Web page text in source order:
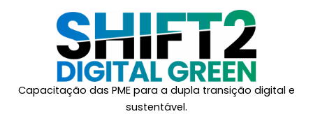
Capacitação das PME para a dupla transição digital e
sustentável.